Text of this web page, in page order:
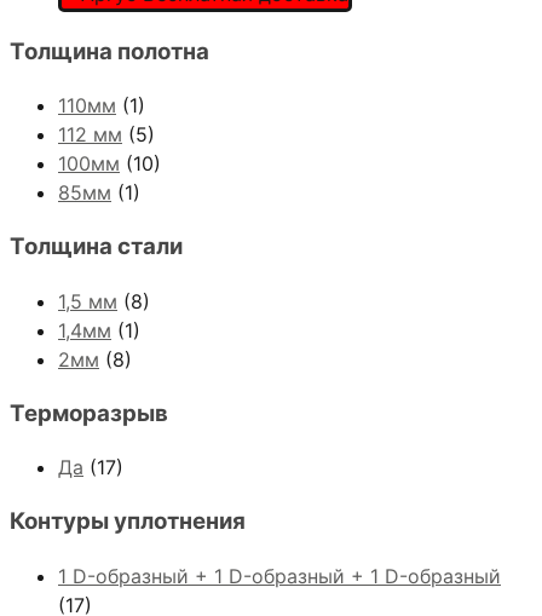
Толщина полотна
110мм (1)
112 мм (5)
100мм (10)
85мм (1)
Толщина стали
1,5 мм (8)
1,4мм (1)
2мм (8)
Терморазрыв
Да (17)
Контуры уплотнения
1 D-образный + 1 D-образный + 1 D-образный
(17)